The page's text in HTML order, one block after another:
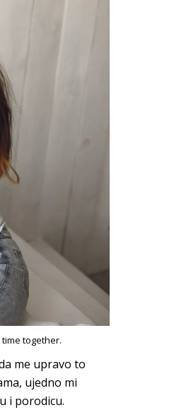
together.
me upravo to
ujedno mi
i porodicu.